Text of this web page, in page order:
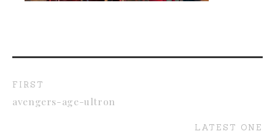
FIRST
avengers-age-ultron
LATEST ONE